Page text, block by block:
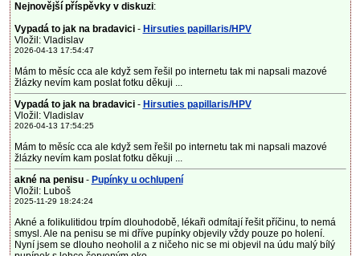
Nejnovější příspěvky v diskuzi:
Vypadá to jak na bradavici - Hirsuties papillaris/HPV
Vložil: Vladislav
2026-04-13 17:54:47
Mám to měsíc cca ale když sem řešil po internetu tak mi napsali mazové
žlázky nevím kam poslat fotku děkuji ...
Vypadá to jak na bradavici - Hirsuties papillaris/HPV
Vložil: Vladislav
2026-04-13 17:54:25
Mám to měsíc cca ale když sem řešil po internetu tak mi napsali mazové
žlázky nevím kam poslat fotku děkuji ...
akné na penisu- Pupínky u ochlupení
Vložil: Luboš
2025-11-29 18:24:24
Akné a folikulitidou trpím dlouhodobě, lékaři odmítají řešit příčinu, to nemá
smysl. Ale na penisu se mi dříve pupínky objevily vždy pouze po holení.
Nyní jsem se dlouho neoholil a z ničeho nic se mi objevil na údu malý bílý